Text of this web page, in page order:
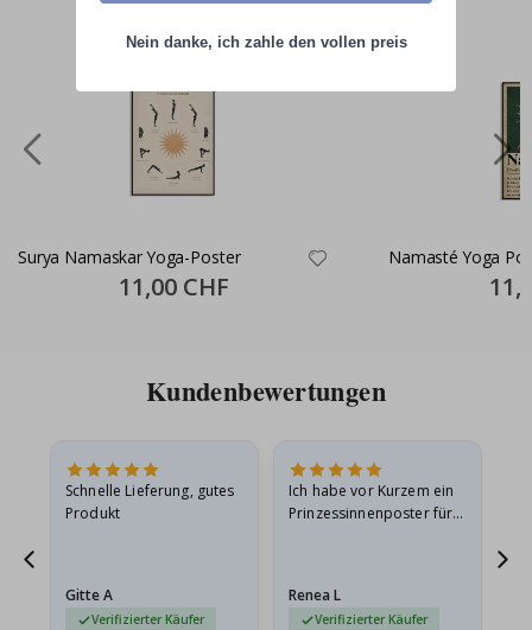
Surya Namaskar Yoga-Poster
Special
Price
11,00 CHF
Namasté Yoga
Price
Kundenbewertungen
Schnelle Lieferung, gutes
Produkt
Gitte A
Verifizierter Käufer
Ich habe vor Kurzem ein
Prinzessinnenposter für
beschädigt…
Renea L
Verifizierter Käufer
Nein danke, ich zahle den vollen preis